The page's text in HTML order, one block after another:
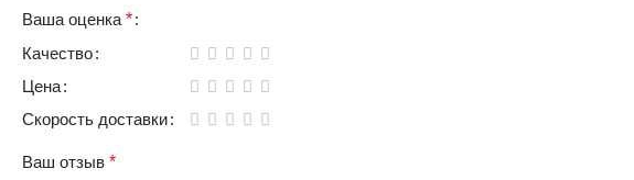
Ваша оценка *
Качество
Цена
Скорость доставки
Ваш отзыв *